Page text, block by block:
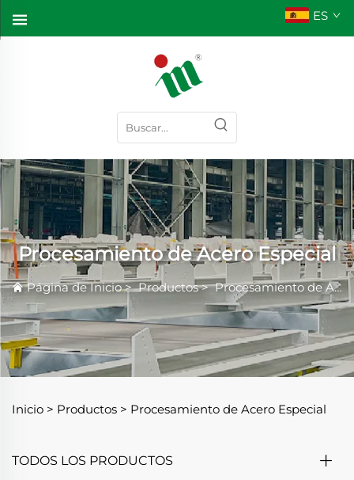
ES
Procesamiento de Acero Especial
Página de Inicio>Productos>Procesamiento de Acero Especial
Inicio > Productos > Procesamiento de Acero Especial
TODOS LOS PRODUCTOS